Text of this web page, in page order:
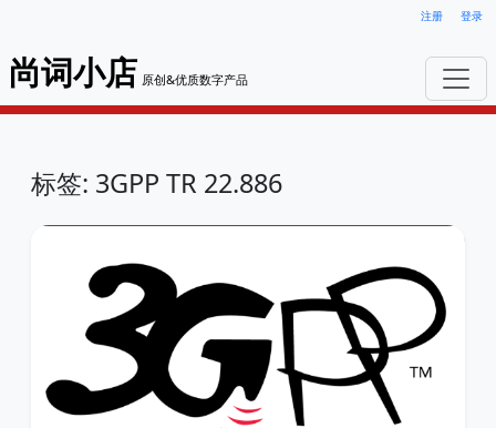
注册 登录
尚词小店 原创&优质数字产品
标签: 3GPP TR 22.886